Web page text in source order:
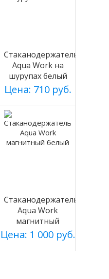
Стаканодержатель
Aqua Work на
шурупах белый
Цена: 710 руб.
Стаканодержатель
Aqua Work
магнитный
белый
Цена: 1 000 руб.